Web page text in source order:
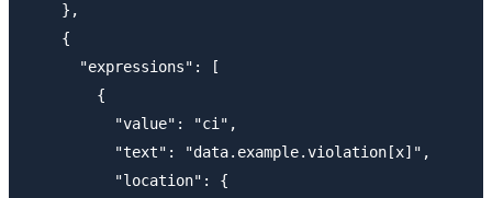
    },
    {
      "expressions": [
        {
          "value": "ci",
          "text": "data.example.violation[x]",
          "location": {